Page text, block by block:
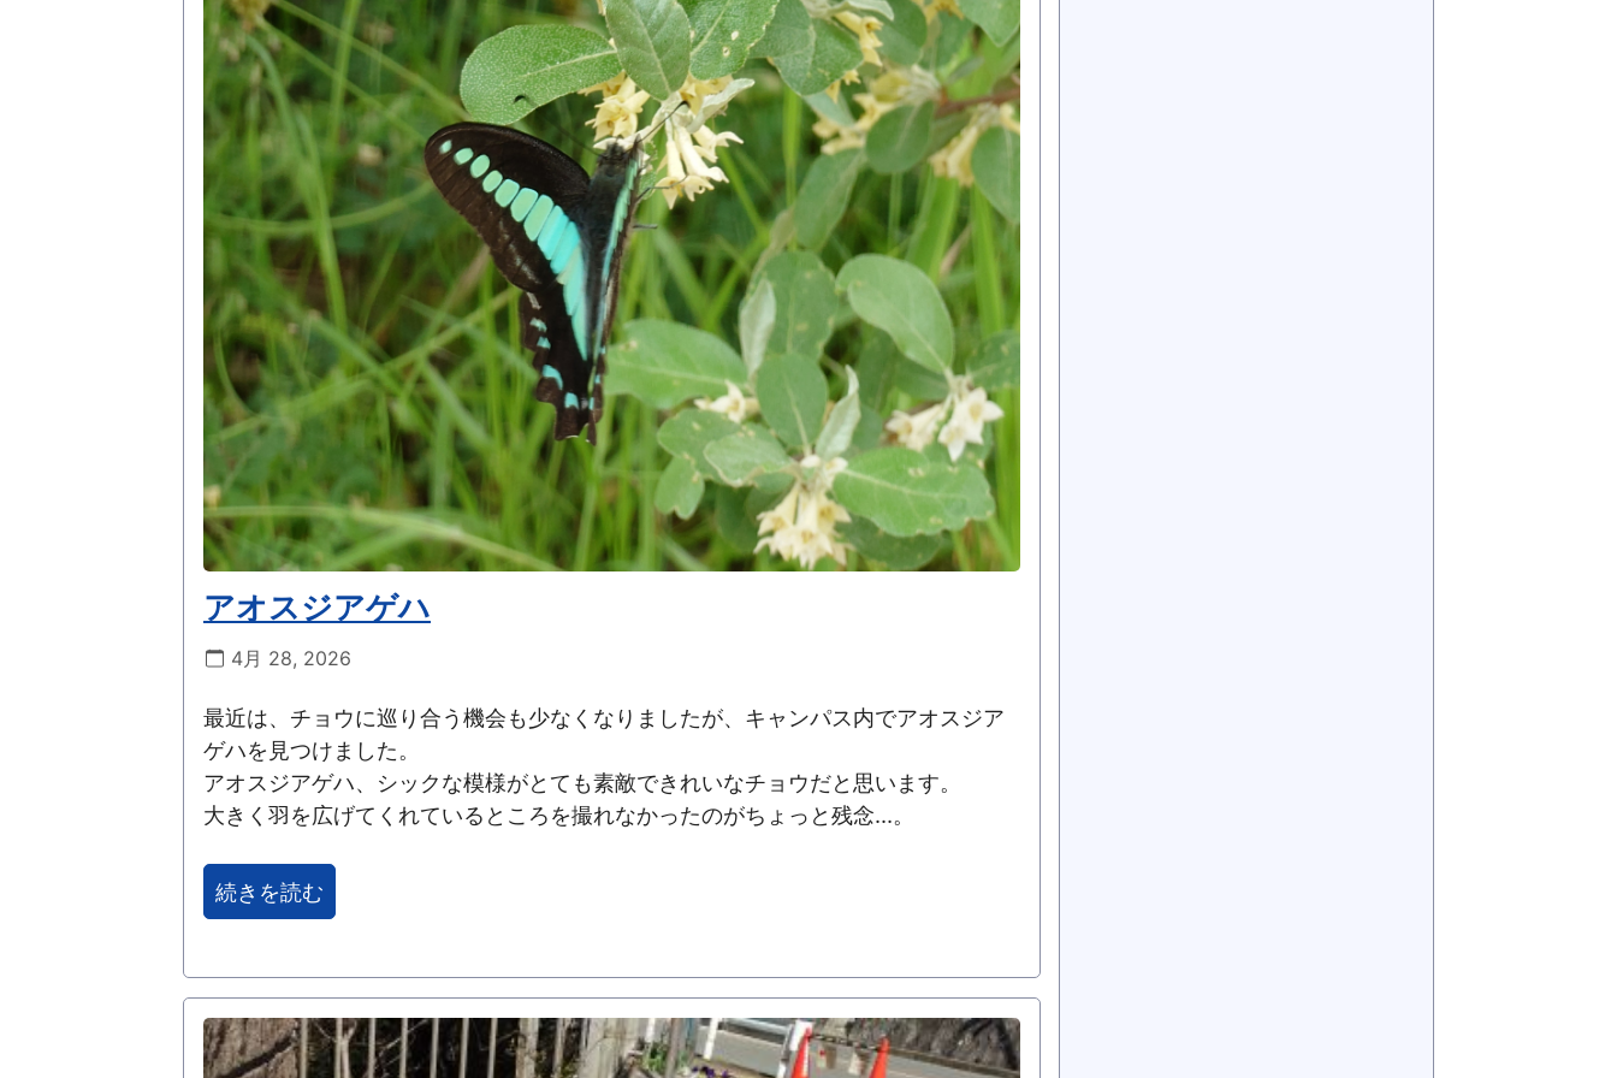
アオスジアゲハ
4月 28, 2026
最近は、チョウに巡り合う機会も少なくなりましたが、キャンパス内でアオスジア
ゲハを見つけました。
アオスジアゲハ、シックな模様がとても素敵できれいなチョウだと思います。
大きく羽を広げてくれているところを撮れなかったのがちょっと残念…。
続きを読む